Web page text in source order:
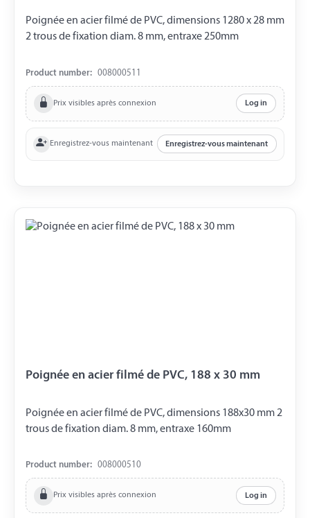
Poignée en acier filmé de PVC, dimensions 1280 x 28 mm
2 trous de fixation diam. 8 mm, entraxe 250mm
Product number: 008000511
Prix visibles après connexion Log in
Enregistrez-vous maintenant Enregistrez-vous maintenant
Poignée en acier filmé de PVC, 188 x 30 mm
Poignée en acier filmé de PVC, dimensions 188x30 mm 2
trous de fixation diam. 8 mm, entraxe 160mm
Product number: 008000510
Prix visibles après connexion Log in